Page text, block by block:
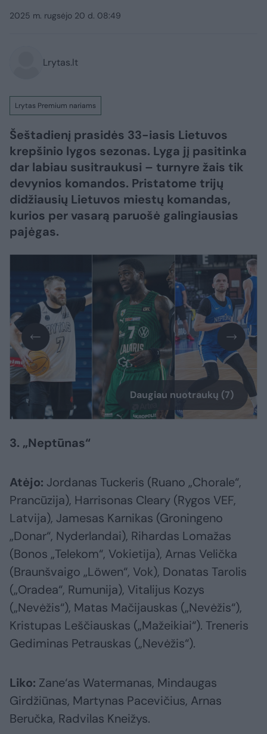
2025 m. rugsėjo 20 d. 08:49
Lrytas.lt
Lrytas Premium nariams
Šeštadienį prasidės 33-iasis Lietuvos
krepšinio lygos sezonas. Lyga jį pasitinka
dar labiau susitraukusi – turnyre žais tik
devynios komandos. Pristatome trijų
didžiausių Lietuvos miestų komandas,
kurios per vasarą paruošė galingiausias
pajėgas.
Daugiau nuotraukų (7)
3. „Neptūnas“
Atėjo: Jordanas Tuckeris (Ruano „Chorale“,
Prancūzija), Harrisonas Cleary (Rygos VEF,
Latvija), Jamesas Karnikas (Groningeno
„Donar“, Nyderlandai), Rihardas Lomažas
(Bonos „Telekom“, Vokietija), Arnas Velička
(Braunšvaigo „Löwen“, Vok), Donatas Tarolis
(„Oradea“, Rumunija), Vitalijus Kozys
(„Nevėžis“), Matas Mačijauskas („Nevėžis“),
Kristupas Leščiauskas („Mažeikiai“). Treneris
Gediminas Petrauskas („Nevėžis“).
Liko: Zane‘as Watermanas, Mindaugas
Girdžiūnas, Martynas Pacevičius, Arnas
Beručka, Radvilas Kneižys.